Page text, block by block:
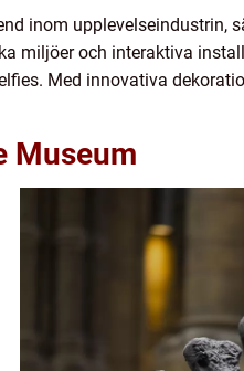
inom upplevelseindustrin,
miljöer och interaktiva
Med innovativa
Museum